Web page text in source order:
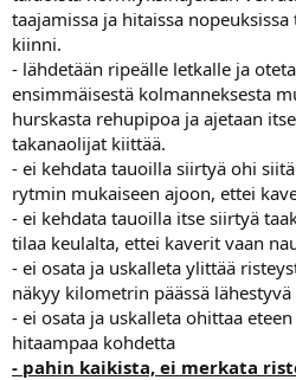
taajamissa ja hitaissa
kiinni.
- lähdetään ripeälle letkalle ja
ensimmäisestä kolmanneksesta
hurskasta rehupipoa ja ajetaan
takanaolijat kiittää.
- ei kehdata tauoilla siirtyä ohi
rytmin mukaiseen ajoon, ettei
- ei kehdata tauoilla itse siirtyä
tilaa keulalta, ettei kaverit vaan
- ei osata ja uskalleta ylittää
näkyy kilometrin päässä
- ei osata ja uskalleta ohittaa
hitaampaa kohdetta
- pahin kaikista, ei merkata